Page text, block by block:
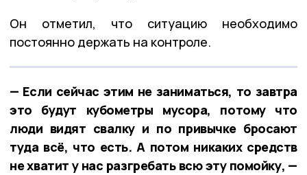
Он отметил, что ситуацию необходимо
постоянно держать на контроле.
— Если сейчас этим не заниматься, то завтра
это будут кубометры мусора, потому что
люди видят свалку и по привычке бросают
туда всё, что есть. А потом никаких средств
не хватит у нас разгребать всю эту помойку, —